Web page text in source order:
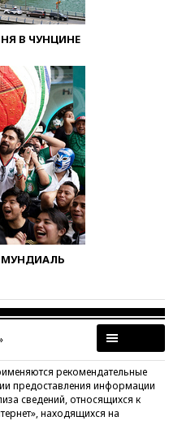
В ЧУНЦИНЕ
рекомендательные
предоставления информации
сведений, относящихся к
находящихся на